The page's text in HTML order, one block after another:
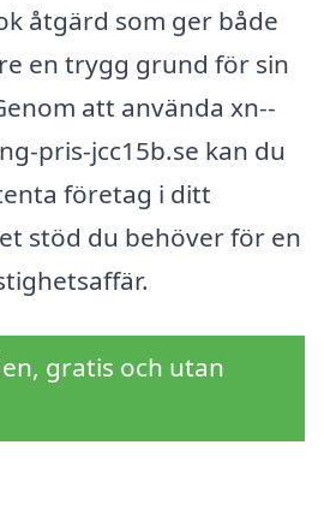
åtgärd som ger både
en trygg grund för sin
att använda xn--
pris-jcc15b.se kan du
företag i ditt
stöd du behöver för en
gratis och utan